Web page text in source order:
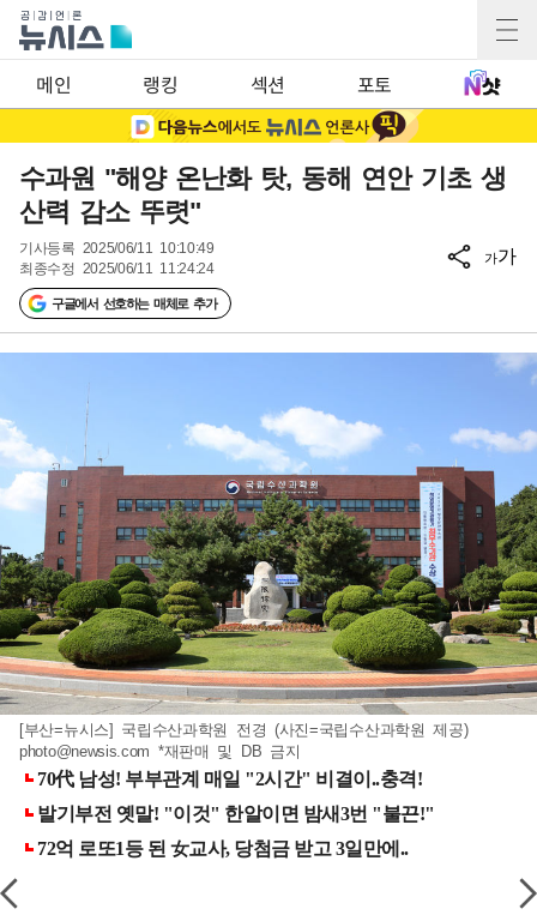
메인 랭킹 섹션 포토
수과원 "해양 온난화 탓, 동해 연안 기초 생
산력 감소 뚜렷"
기사등록 2025/06/11 10:10:49
최종수정 2025/06/11 11:24:24
구글에서 선호하는 매체로 추가
가가
[부산=뉴시스] 국립수산과학원 전경 (사진=국립수산과학원 제공)
photo@newsis.com *재판매 및 DB 금지